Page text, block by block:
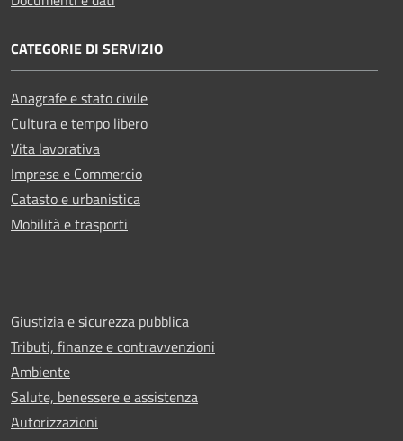
CATEGORIE DI SERVIZIO
Anagrafe e stato civile
Cultura e tempo libero
Vita lavorativa
Imprese e Commercio
Catasto e urbanistica
Mobilità e trasporti
Giustizia e sicurezza pubblica
Tributi, finanze e contravvenzioni
Ambiente
Salute, benessere e assistenza
Autorizzazioni